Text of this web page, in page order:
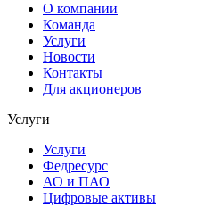
О компании
Команда
Услуги
Новости
Контакты
Для акционеров
Услуги
Услуги
Федресурс
АО и ПАО
Цифровые активы